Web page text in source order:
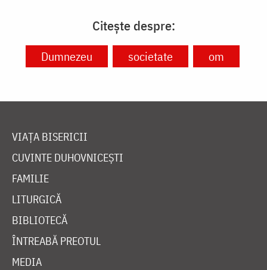
Citește despre:
Dumnezeu societate om
VIAȚA BISERICII
CUVINTE DUHOVNICEȘTI
FAMILIE
LITURGICĂ
BIBLIOTECĂ
ÎNTREABĂ PREOTUL
MEDIA